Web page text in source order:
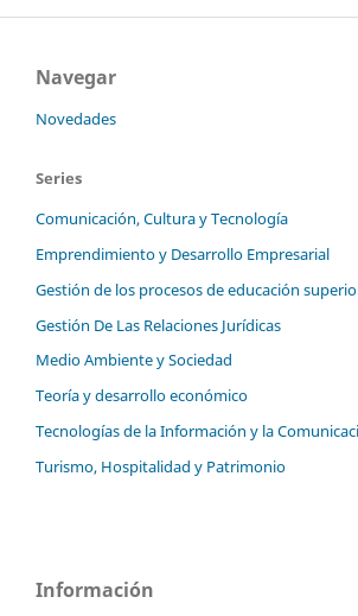
Navegar
Novedades
Series
Comunicación, Cultura y Tecnología
Emprendimiento y Desarrollo Empresarial
Gestión de los procesos de educación
Gestión De Las Relaciones Jurídicas
Medio Ambiente y Sociedad
Teoría y desarrollo económico
Tecnologías de la Información y la
Turismo, Hospitalidad y Patrimonio
Información